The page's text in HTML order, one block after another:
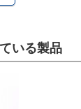
いる製品